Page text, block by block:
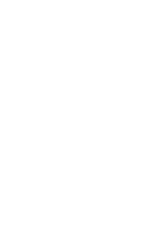
staré autobaterie při